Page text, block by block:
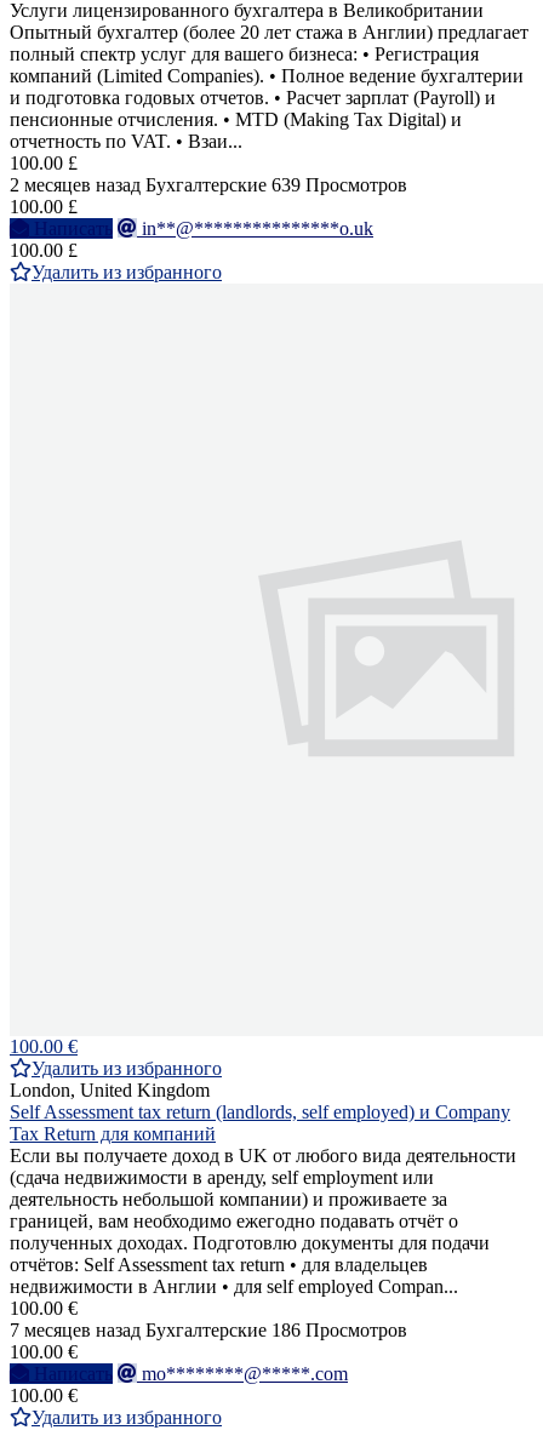
Услуги лицензированного бухгалтера в Великобритании
Опытный бухгалтер (более 20 лет стажа в Англии) предлагает
полный спектр услуг для вашего бизнеса: • Регистрация
компаний (Limited Companies). • Полное ведение бухгалтерии
и подготовка годовых отчетов. • Расчет зарплат (Payroll) и
пенсионные отчисления. • MTD (Making Tax Digital) и
отчетность по VAT. • Взаи...
100.00 £
2 месяцев назад Бухгалтерские 639 Просмотров
100.00 £
Написать
in**@***************o.uk
100.00 £
Удалить из избранного
100.00 €
Удалить из избранного
London, United Kingdom
Self Assessment tax return (landlords, self employed) и Company
Tax Return для компаний
Если вы получаете доход в UK от любого вида деятельности
(сдача недвижимости в аренду, self employment или
деятельность небольшой компании) и проживаете за
границей, вам необходимо ежегодно подавать отчёт о
полученных доходах. Подготовлю документы для подачи
отчётов: Self Assessment tax return • для владельцев
недвижимости в Англии • для self employed Compan...
100.00 €
7 месяцев назад Бухгалтерские 186 Просмотров
100.00 €
Написать
mo********@*****.com
100.00 €
Удалить из избранного